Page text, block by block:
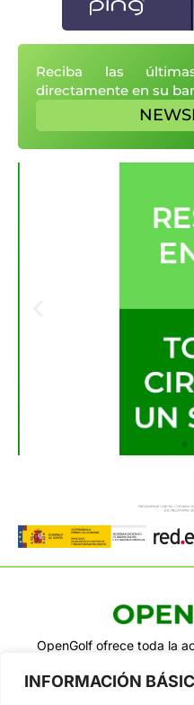
INFORMACIÓN
Reciba las
directamente en su
OpenGolf ofrece toda la
Jon Rahm, LIV Golf, PGA